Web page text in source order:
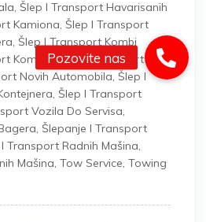
, Šlep I Transport Havarisanih
Kamiona, Šlep I Transport
, Šlep I Transport Kombi
Kombija,Šlep I Transport Mini
Novih Automobila, Šlep I
, Šlep I Transport
Vozila Do Servisa,
, Šlepanje I Transport
Transport Radnih Mašina,
Mašina, Tow Service, Towing